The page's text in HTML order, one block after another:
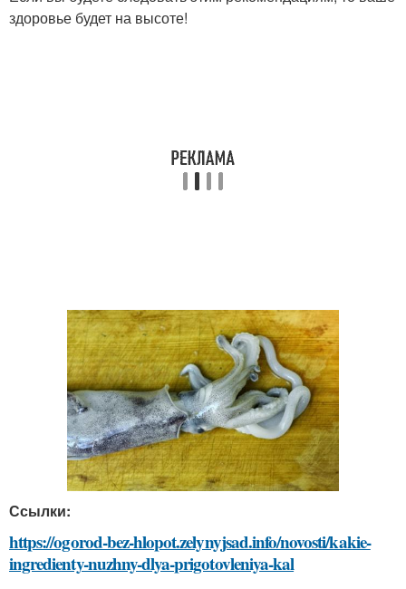
здоровье будет на высоте!
Ссылки:
https://ogorod-bez-hlopot.zelynyjsad.info/novosti/kakie-
ingredienty-nuzhny-dlya-prigotovleniya-kal